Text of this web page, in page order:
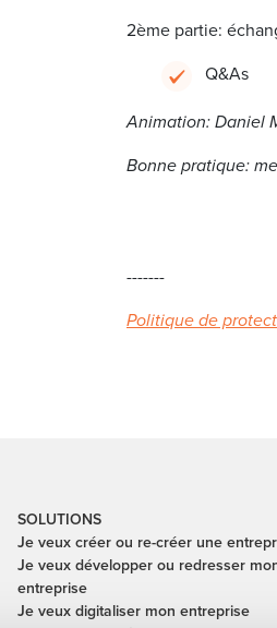
2ème partie:
Q&As
Animation: Daniel
Bonne pratique:
-------
Politique de
SOLUTIONS
Je veux créer ou re-créer une
Je veux développer ou redresser
entreprise
Je veux digitaliser mon entreprise